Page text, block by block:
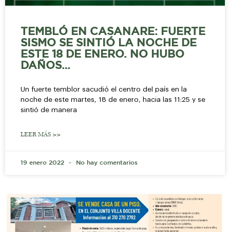
TEMBLÓ EN CASANARE: FUERTE
SISMO SE SINTIÓ LA NOCHE DE
ESTE 18 DE ENERO. NO HUBO
DAÑOS…
Un fuerte temblor sacudió el centro del país en la
noche de este martes, 18 de enero, hacia las 11:25 y se
sintió de manera
LEER MÁS >>
19 enero 2022 No hay comentarios